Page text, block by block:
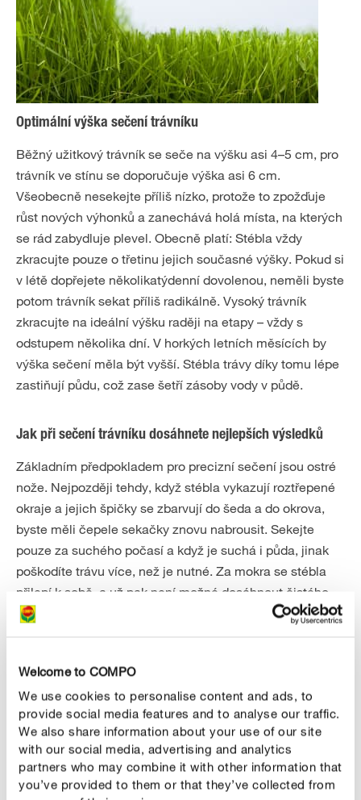
Welcome to COMPO
We use cookies to personalise content and ads, to
provide social media features and to analyse our traffic.
We also share information about your use of our site
with our social media, advertising and analytics
partners who may combine it with other information that
you’ve provided to them or that they’ve collected from
Optimální výška sečení trávníku
Běžný užitkový trávník se seče na výšku asi 4–5 cm, pro
trávník ve stínu se doporučuje výška asi 6 cm.
Všeobecně nesekejte příliš nízko, protože to zpožďuje
růst nových výhonků a zanechává holá místa, na kterých
se rád zabydluje plevel. Obecně platí: Stébla vždy
zkracujte pouze o třetinu jejich současné výšky. Pokud si
v létě dopřejete několikatýdenní dovolenou, neměli byste
potom trávník sekat příliš radikálně. Vysoký trávník
zkracujte na ideální výšku raději na etapy – vždy s
odstupem několika dní. V horkých letních měsících by
výška sečení měla být vyšší. Stébla trávy díky tomu lépe
zastiňují půdu, což zase šetří zásoby vody v půdě.
Jak při sečení trávníku dosáhnete nejlepších výsledků
Základním předpokladem pro precizní sečení jsou ostré
nože. Nejpozději tehdy, když stébla vykazují roztřepené
okraje a jejich špičky se zbarvují do šeda a do okrova,
byste měli čepele sekačky znovu nabrousit. Sekejte
pouze za suchého počasí a když je suchá i půda, jinak
poškodíte trávu více, než je nutné. Za mokra se stébla
přilepí k sobě, a už pak není možné dosáhnout čistého,
rovnoměrného řezu. Perfektní ohraničení zajistí obruby z
aku nůžek.
Po sečení trávníku: Kam s posečenou trávou?
Posečená tráva by se měla z trávníku v každém případě
odstranit, protože tleje velmi pomalu a může tak přispět